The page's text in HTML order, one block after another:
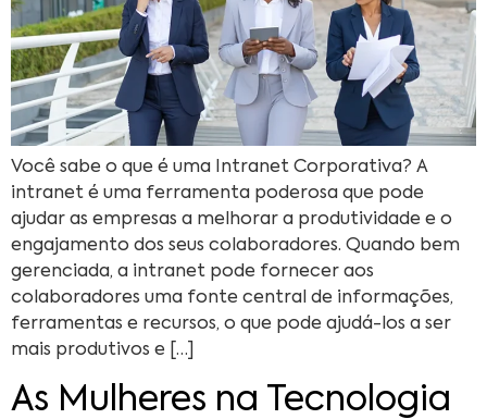
Você sabe o que é uma Intranet Corporativa? A
intranet é uma ferramenta poderosa que pode
ajudar as empresas a melhorar a produtividade e o
engajamento dos seus colaboradores. Quando bem
gerenciada, a intranet pode fornecer aos
colaboradores uma fonte central de informações,
ferramentas e recursos, o que pode ajudá-los a ser
mais produtivos e […]
As Mulheres na Tecnologia